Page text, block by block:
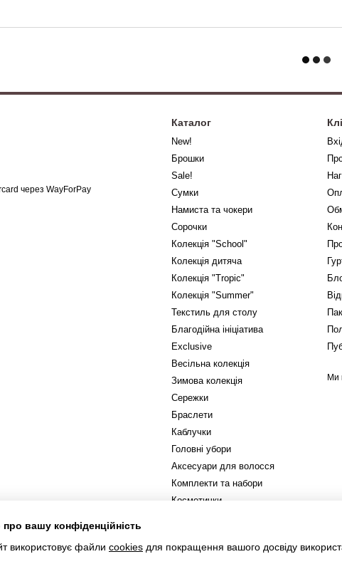
Каталог
New!
Брошки
Sale!
Сумки
Намиста та чокери
Сорочки
Колекція "School"
Колекція дитяча
Колекція "Tropic"
Колекція "Summer"
Текстиль для столу
Благодійна ініціатива
Exclusive
Весільна колекція
Зимова колекція
Сережки
Браслети
Каблучки
Головні убори
Аксесуари для волосся
Комплекти та набори
Косметички
Ми
вашу конфіденційність
використовує файли cookies для покращення вашого досвіду